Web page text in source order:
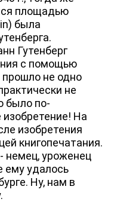
площадью
была
Гутенберг
с помощью
прошло не одно
не
было по-
На
изобретения
книгопечатания.
немец, уроженец
ему удалось
Ну, нам в